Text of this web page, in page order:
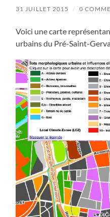
31 JUILLET 2015 / 0
Voici une carte
urbains du Pré-Saint-